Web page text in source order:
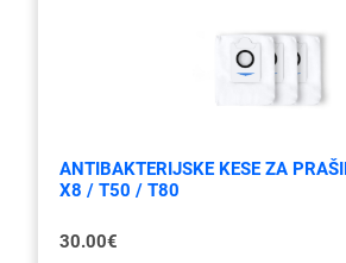
ANTIBAKTERIJSKE KESE ZA
X8 / T50 / T80
30.00€